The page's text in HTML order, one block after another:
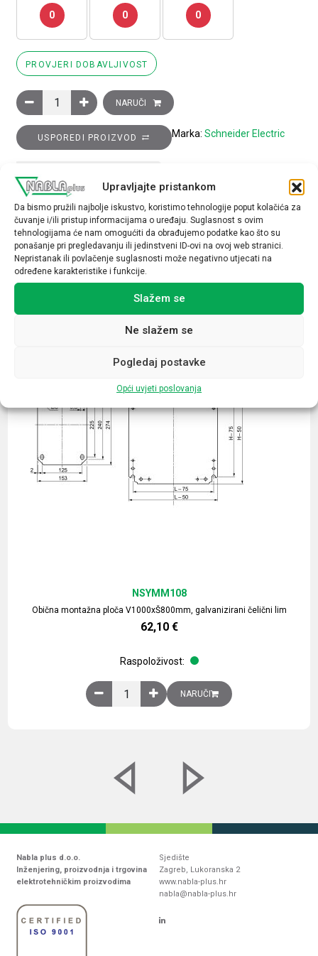
Upravljajte pristankom
Da bismo pružili najbolje iskustvo, koristimo tehnologije poput kolačića za
čuvanje i/ili pristup informacijama o uređaju. Suglasnost s ovim
tehnologijama će nam omogućiti da obrađujemo podatke kao što su
ponašanje pri pregledavanju ili jedinstveni ID-ovi na ovoj web stranici.
Nepristanak ili povlačenje suglasnosti može negativno utjecati na
određene karakteristike i funkcije.
Slažem se
Ne slažem se
Pogledaj postavke
Opći uvjeti poslovanja
0 0 0
PROVJERI DOBAVLJIVOST
Blok pomoćnih kontakata TeSys K - 2M, vijčani priključak
NARUČI
USPOREDI PROIZVOD Marka: Schneider Electric
TEHNIČKE SPECIFIKACIJE
Povezani proizvodi
Obična montažna ploča V1000xŠ800mm, galvanizirani čelični lim
NSYMM108
62,10 €
Raspoloživost:
Obična montažna ploča V1000xŠ800mm,
NARUČI
Nabla plus d.o.o.
Inženjering, proizvodnja i trgovina
elektrotehničkim proizvodima
Sjedište
Zagreb, Lukoranska 2
www.nabla-plus.hr
nabla@nabla-plus.hr